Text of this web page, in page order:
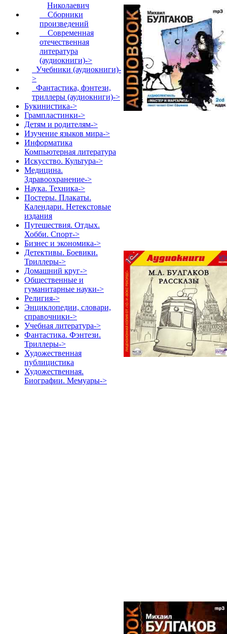
Николаевич
Сборники
произведений
Современная
отечественная
литература
(аудиокниги)->
Учебники (аудиокниги)-
>
Фантастика, фэнтези,
триллеры (аудиокниги)->
Букинистика->
Грампластинки->
Детям и родителям->
Изучение языков мира->
Информатика
Компьютерная литература
Искусство. Культура->
Медицина.
Здравоохранение->
Наука. Техника->
Постеры. Плакаты.
Календари. Нетекстовые
издания
Путешествия. Отдых.
Хобби. Спорт->
Бизнес и экономика->
Детективы. Боевики.
Триллеры->
Домашний круг->
Общественные и
гуманитарные науки->
Религия->
Энциклопедии, словари,
справочники->
Учебная литература->
Фантастика. Фэнтези.
Триллеры->
Художественная
публицистика
Художественная.
Биографии. Мемуары->